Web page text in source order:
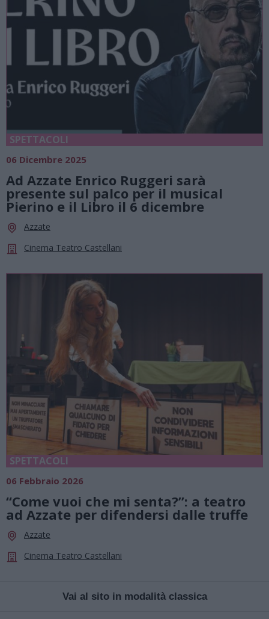
SPETTACOLI
06 Dicembre 2025
Ad Azzate Enrico Ruggeri sarà
presente sul palco per il musical
Pierino e il Libro il 6 dicembre
Azzate
Cinema Teatro Castellani
SPETTACOLI
06 Febbraio 2026
“Come vuoi che mi senta?”: a teatro
ad Azzate per difendersi dalle truffe
Azzate
Cinema Teatro Castellani
Vai al sito in modalità classica